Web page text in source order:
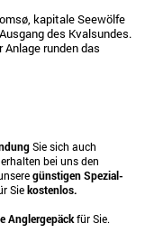
kapitale Seewölfe
des Kvalsundes.
runden das
Sie sich auch
bei uns den
günstigen Spezial-
Siekostenlos.
Anglergepäckfür Sie.